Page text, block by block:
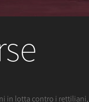
in lotta contro i